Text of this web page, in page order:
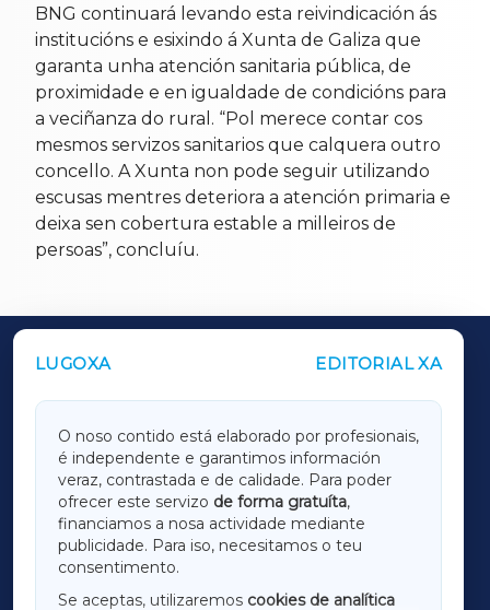
BNG continuará levando esta reivindicación ás
institucións e esixindo á Xunta de Galiza que
garanta unha atención sanitaria pública, de
proximidade e en igualdade de condicións para
a veciñanza do rural. “Pol merece contar cos
mesmos servizos sanitarios que calquera outro
concello. A Xunta non pode seguir utilizando
escusas mentres deteriora a atención primaria e
deixa sen cobertura estable a milleiros de
persoas”, concluíu.
LUGOXA EDITORIAL XA
O noso contido está elaborado por profesionais,
é independente e garantimos información
veraz, contrastada e de calidade. Para poder
ofrecer este servizo de forma gratuíta,
financiamos a nosa actividade mediante
publicidade. Para iso, necesitamos o teu
consentimento.
Se aceptas, utilizaremos cookies de analítica
OUTROS PERIÓDICOS
LUGOXA
TERRACHAXA